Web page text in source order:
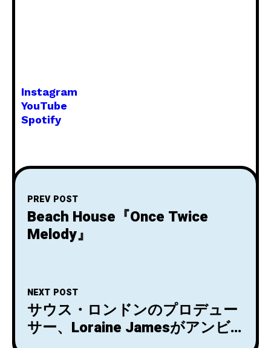
Instagram
YouTube
Spotify
PREV POST
Beach House『Once Twice
Melody』
NEXT POST
サウス・ロンドンのプロデュー
サー、Loraine Jamesがアンビ